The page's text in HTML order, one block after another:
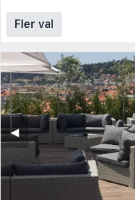
Fler val
◀︎